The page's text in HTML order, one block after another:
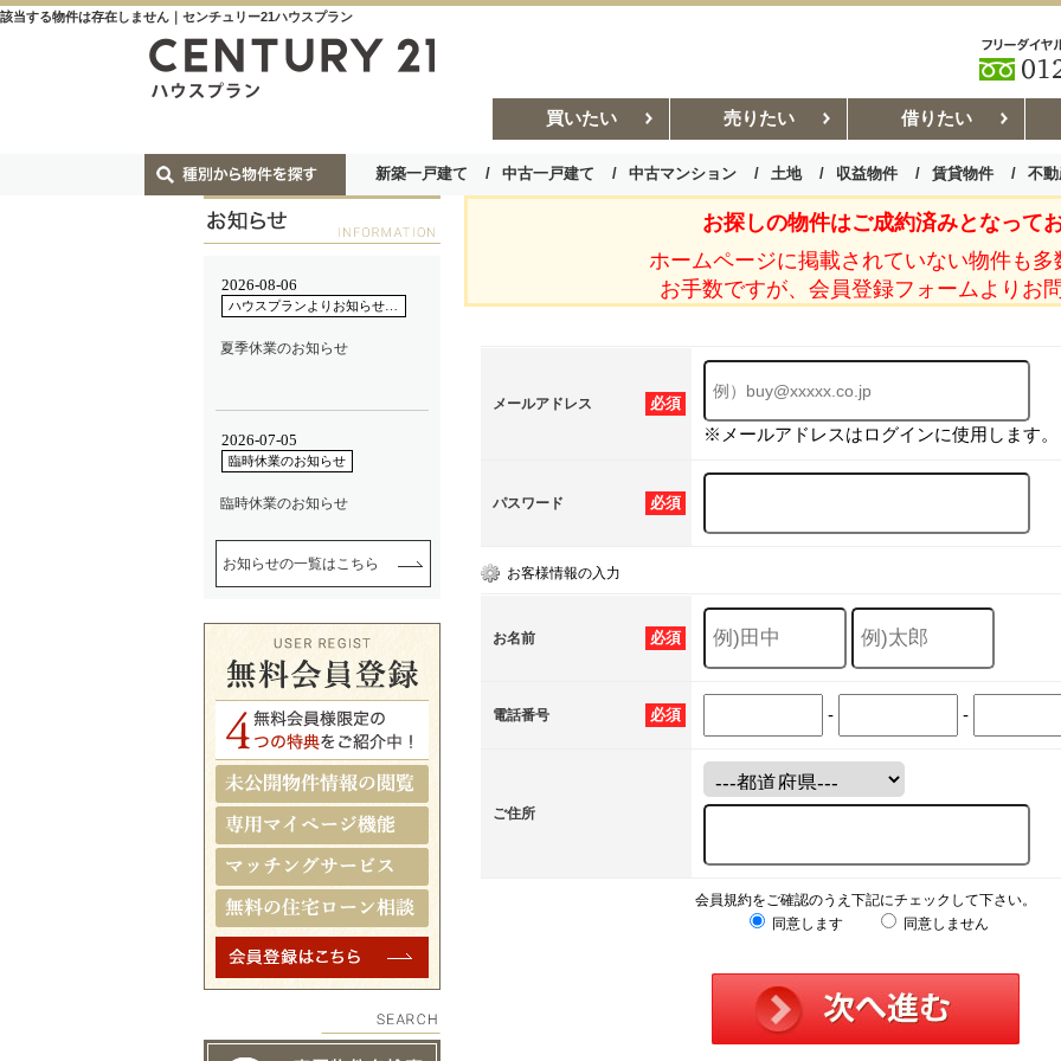
該当する物件は存在しません｜センチュリー21ハウスプラン
買いたい 売りたい 借りたい
新築一戸建て 中古一戸建て 中古マンション 土地 収益物件 賃貸物件 不
お部屋探しコラム 賃貸管理コ
お探しの物件はご成約済みとなってお
ホームページに掲載されていない物件も多
お手数ですが、会員登録フォームよりお
必須
メールアドレス
※メールアドレスはログインに使用します。
必須
パスワード
お客様情報の入力
必須
お名前
必須
電話番号 - -
ご住所
会員規約をご確認のうえ下記にチェックして下さい。
同意します
同意しません
お知らせの一覧はこちら